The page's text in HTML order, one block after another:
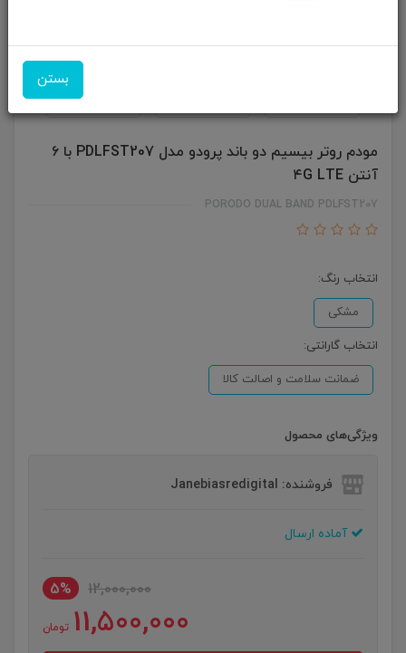
مودم روتر بیسیم دو باند پرودو مدل PDLFST207 با ۶
آنتن ۴G LTE
PORODO DUAL BAND PDLFST207
انتخاب رنگ:
مشکی
انتخاب گارانتی:
ضمانت سلامت و اصالت کالا
ویژگی‌های محصول
فروشنده: Janebiasredigital
آماده ارسال
12,000,000
5%
11,500,000 تومان
بستن